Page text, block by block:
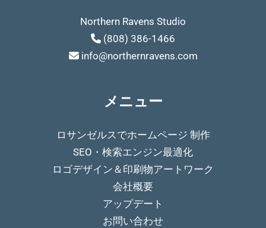
Northern Ravens Studio
(808) 386-1466
info@northernravens.com
メニュー
ロサンゼルスでホームページ 制作
SEO・検索エンジン最適化
ロゴデザイン＆印刷物アートワーク
会社概要
アップデート
お問い合わせ